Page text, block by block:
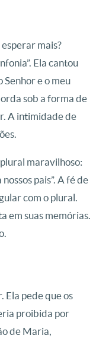
mais?
Ela cantou
Senhor e o meu
sob a forma de
A intimidade de
maravilhoso:
pais”. A fé de
com o plural.
em suas memórias.
Ela pede que os
proibida por
de Maria,